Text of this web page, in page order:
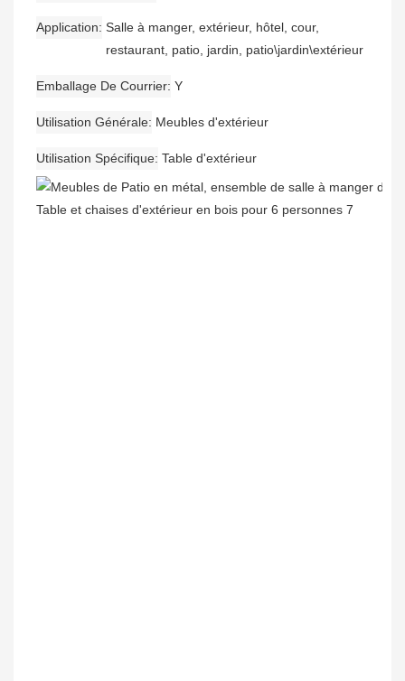
Application Salle à manger, extérieur, hôtel, cour,
restaurant, patio, jardin, patio\jardin\extérieur
Emballage De Courrier Y
Utilisation Générale Meubles d'extérieur
Utilisation Spécifique Table d'extérieur